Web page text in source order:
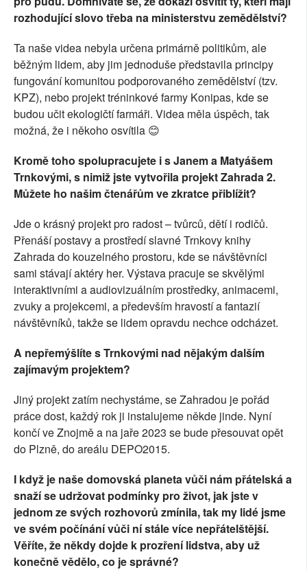
rozhodující slovo třeba na ministerstvu zemědělství?
Ta naše videa nebyla určena primárně politikům, ale
běžným lidem, aby jim jednoduše představila principy
fungování komunitou podporovaného zemědělství (tzv.
KPZ), nebo projekt tréninkové farmy Konipas, kde se
budou učit ekologičtí farmáři. Videa měla úspěch, tak
možná, že i někoho osvítila 😊
Kromě toho spolupracujete i s Janem a Matyášem
Trnkovými, s nimiž jste vytvořila projekt Zahrada 2.
Můžete ho našim čtenářům ve zkratce přiblížit?
Jde o krásný projekt pro radost – tvůrců, dětí i rodičů.
Přenáší postavy a prostředí slavné Trnkovy knihy
Zahrada do kouzelného prostoru, kde se návštěvníci
sami stávají aktéry her. Výstava pracuje se skvělými
interaktivními a audiovizuálním prostředky, animacemi,
zvuky a projekcemi, a především hravostí a fantazií
návštěvníků, takže se lidem opravdu nechce odcházet.
A nepřemýšlíte s Trnkovými nad nějakým dalším
zajímavým projektem?
Jiný projekt zatím nechystáme, se Zahradou je pořád
práce dost, každý rok ji instalujeme někde jinde. Nyní
končí ve Znojmě a na jaře 2023 se bude přesouvat opět
do Plzně, do areálu DEPO2015.
I když je naše domovská planeta vůči nám přátelská a
snaží se udržovat podmínky pro život, jak jste v
jednom ze svých rozhovorů zmínila, tak my lidé jsme
ve svém počínání vůči ní stále více nepřátelštější.
Věříte, že někdy dojde k prozření lidstva, aby už
konečně vědělo, co je správné?